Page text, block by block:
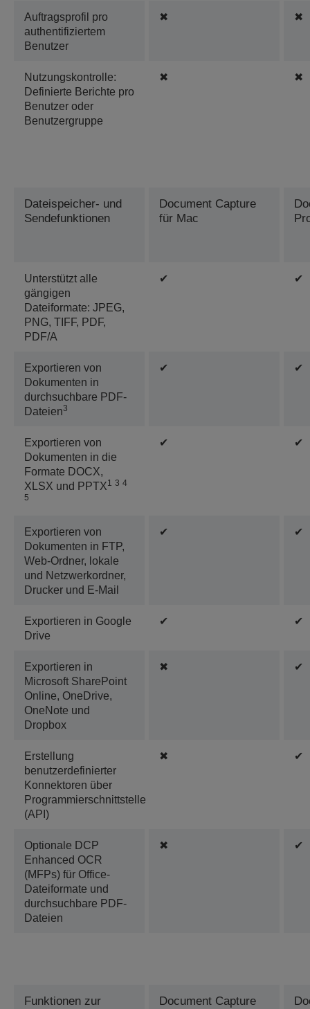
Auftragsprofil pro
authentifiziertem
Benutzer
✖ ✖
Nutzungskontrolle:
Definierte Berichte pro
Benutzer oder
Benutzergruppe
✖ ✖
Dateispeicher- und
Sendefunktionen
Document Capture
für Mac
Unterstützt alle
gängigen
Dateiformate: JPEG,
PNG, TIFF, PDF,
PDF/A
✔ ✔
Exportieren von
Dokumenten in
durchsuchbare PDF-
Dateien3
✔ ✔
Exportieren von
Dokumenten in die
Formate DOCX,
XLSX und PPTX1 3 4
5
✔ ✔
Exportieren von
Dokumenten in FTP,
Web-Ordner, lokale
und Netzwerkordner,
Drucker und E-Mail
✔ ✔
Exportieren in Google
Drive
✔ ✔
Exportieren in
Microsoft SharePoint
Online, OneDrive,
OneNote und
Dropbox
✖ ✔
Erstellung
benutzerdefinierter
Konnektoren über
Programmierschnittstelle
(API)
✖ ✔
Optionale DCP
Enhanced OCR
(MFPs) für Office-
Dateiformate und
durchsuchbare PDF-
Dateien
✖ ✔
Funktionen zur Document Capture